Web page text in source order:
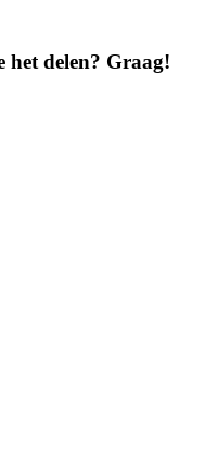
delen? Graag!